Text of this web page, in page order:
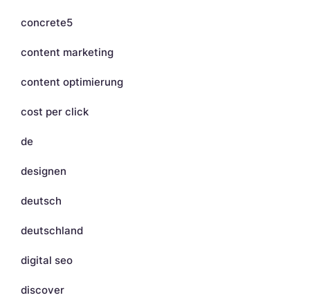
concrete5
content marketing
content optimierung
cost per click
de
designen
deutsch
deutschland
digital seo
discover